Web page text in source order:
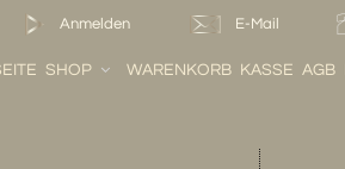
Anmelden E-Mail
SHOP WARENKORB KASSE AGB